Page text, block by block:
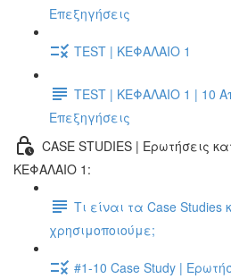
Επεξηγήσεις
TEST | ΚΕΦΑΛΑΙΟ 1
TEST | ΚΕΦΑΛΑΙΟ 1 | 10
Επεξηγήσεις
CASE STUDIES | Ερωτήσεις
ΚΕΦΑΛΑΙΟ 1:
Τι είναι τα Case Studies
χρησιμοποιούμε;
#1-10 Case Study |